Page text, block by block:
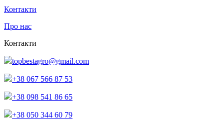
Контакти
Про нас
Контакти
topbestagro@gmail.com
+38 067 566 87 53
+38 098 541 86 65
+38 050 344 60 79